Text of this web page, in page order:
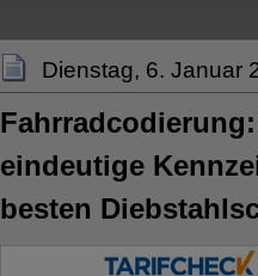
Dienstag, 6. Januar
eindeutige
besten